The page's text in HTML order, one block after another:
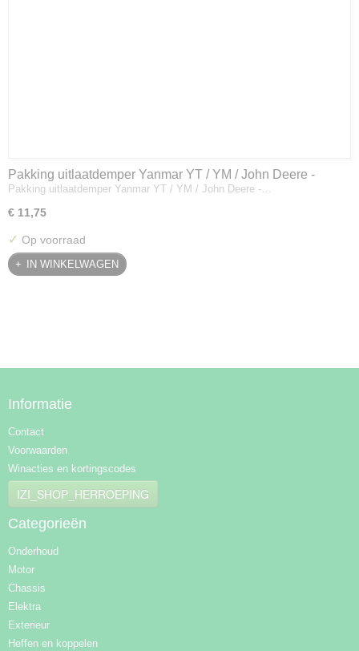
Pakking uitlaatdemper Yanmar YT / YM / John Deere -
128300-13230
Pakking uitlaatdemper Yanmar YT / YM / John Deere -…
€ 11,75
✓ Op voorraad
IN WINKELWAGEN
Informatie
Contact
Voorwaarden
Winacties en kortingscodes
IZI_SHOP_HERROEPING
Categorieën
Onderhoud
Motor
Chassis
Elektra
Exterieur
Heffen en koppelen